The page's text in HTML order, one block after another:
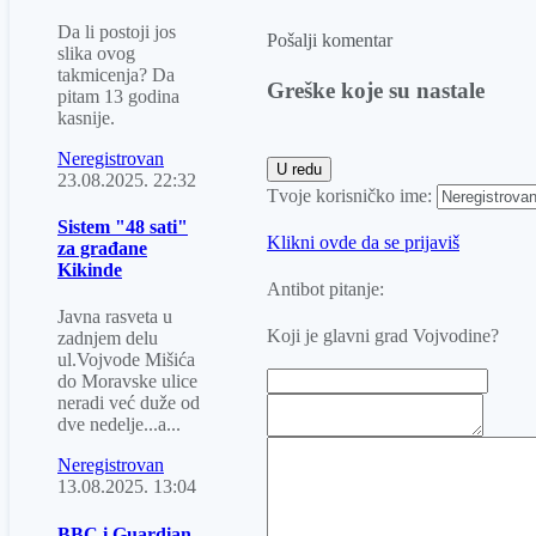
Da li postoji jos
slika ovog
takmicenja? Da
pitam 13 godina
kasnije.
Neregistrovan
23.08.2025. 22:32
Sistem "48 sati"
za građane
Kikinde
Javna rasveta u
zadnjem delu
ul.Vojvode Mišića
do Moravske ulice
neradi već duže od
dve nedelje...a...
Neregistrovan
13.08.2025. 13:04
Pošalji komentar
Greške koje su nastale
Tvoje korisničko ime:
Klikni ovde da se prijaviš
Antibot pitanje:
Koji je glavni grad Vojvodine?